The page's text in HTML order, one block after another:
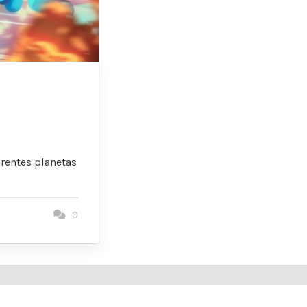
planetas
0